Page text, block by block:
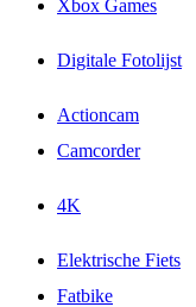
Xbox Games
Digitale Fotolijst
Actioncam
Camcorder
4K
Elektrische Fiets
Fatbike